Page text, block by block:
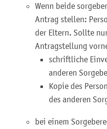
Wenn beide
Antrag stellen:
der Eltern. Sollte
Antragstellung
schriftliche
anderen
Kopie des
des anderen
bei einem